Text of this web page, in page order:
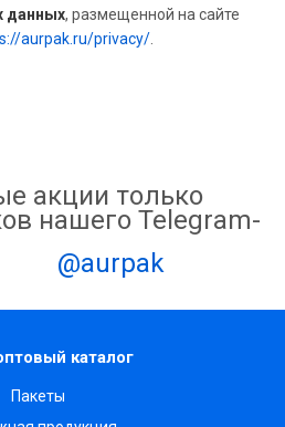
данных, размещенной на сайте
aurpak.ru/privacy/
акции только
нашего Telegram-
@aurpak
каталог
Пакеты